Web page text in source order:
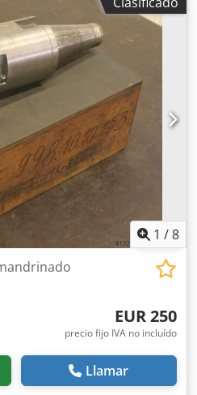
1 /8
EUR 250
precio fijo IVA no incluído
Llamar